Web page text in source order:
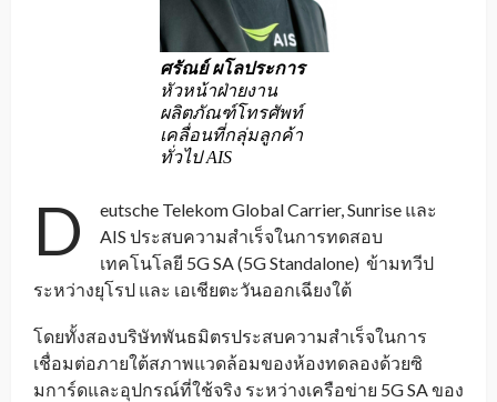
ศรัณย์ ผโลประการ
หัวหน้าฝ่ายงาน
ผลิตภัณฑ์โทรศัพท์
เคลื่อนที่กลุ่มลูกค้า
ทั่วไป AIS
D
eutsche Telekom Global Carrier, Sunrise และ
AIS ประสบความสำเร็จในการทดสอบ
เทคโนโลยี 5G SA (5G Standalone) ข้ามทวีป
ระหว่างยุโรป และ เอเชียตะวันออกเฉียงใต้
โดยทั้งสองบริษัทพันธมิตรประสบความสำเร็จในการ
เชื่อมต่อภายใต้สภาพแวดล้อมของห้องทดลองด้วยซิ
มการ์ดและอุปกรณ์ที่ใช้จริง ระหว่างเครือข่าย 5G SA ของ